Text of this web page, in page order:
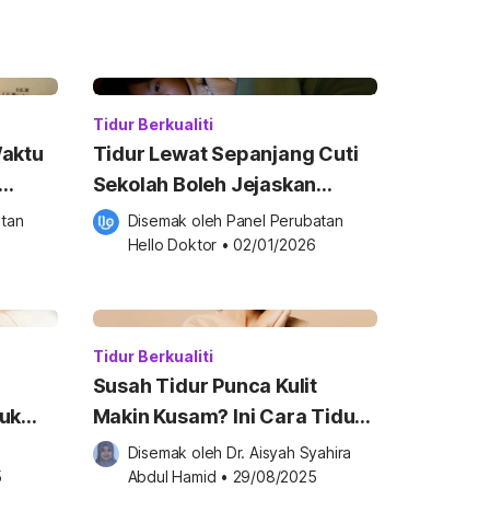
Tidur Berkualiti
Tidur Lewat Sepanjang Cuti
Sekolah Boleh Jejaskan
Kesihatan Anak, Ini Yang Ibu
Ayah WAJIB Ambil Tahu
Disemak oleh Panel Perubatan
Hello Doktor • 02/01/2026
Tidur Berkualiti
Susah Tidur Punca Kulit
Makin Kusam? Ini Cara Tidur
Betul Untuk Natural Beauty
Disemak oleh Dr. Aisyah Syahira
Abdul Hamid • 29/08/2025